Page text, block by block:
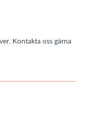
Kontakta oss gärna